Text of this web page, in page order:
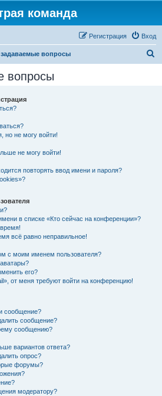
команда
Вход
Регистрация
задаваемые вопросы
вопросы
но не могу войти!
не могу войти!
повторять ввод имени и пароля?
в списке «Кто сейчас на конференции»?
всё равно неправильное!
с моим именем пользователя?
его?
от меня требуют войти на конференцию!
сообщение?
сообщение?
сообщению?
вариантов ответа?
опрос?
форумы?
модератору?